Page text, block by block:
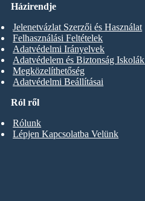
Ról ről
Rólunk
Lépjen Kapcsolatba Velünk
Házirendje
Jelenetvázlat Szerzői és Használat
Felhasználási Feltételek
Adatvédelmi Irányelvek
Adatvédelem és Biztonság
Megközelíthetőség
Adatvédelmi Beállításai